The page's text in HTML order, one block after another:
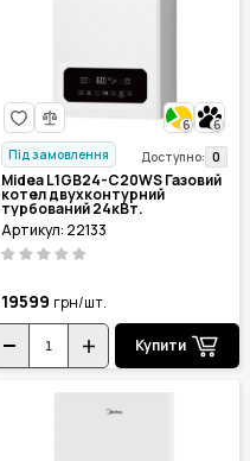
6
6
Під замовлення
Доступно: 0
Midea L1GB24-C20WS Газовий
котел двухконтурний
турбований 24кВт.
Артикул: 22133
19599 грн/шт.
Купити